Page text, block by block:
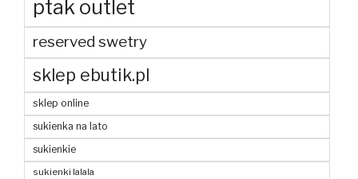
ptak outlet
reserved swetry
sklep ebutik.pl
sklep online
sukienka na lato
sukienkie
sukienki lalala